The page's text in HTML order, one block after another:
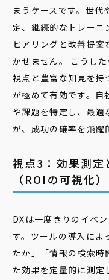
まうケースです。世代
定、継続的なトレーニ
ヒアリングと改善提
かせません。 こうし
視点と豊富な知見を持
が極めて有効です。自
や課題を特定し、最適
が、成功の確率を飛躍
視点3：効果測定
（ROIの可視化）
DXは一度きりのイベ
す。ツールの導入によ
たか」「情報の検索時
た効果を定量的に測